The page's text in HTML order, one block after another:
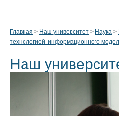
Главная > Наш университет > Наука >
технологией информационного
Наш